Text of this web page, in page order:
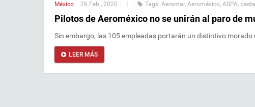
México 26 Feb , 2020 Tags: Aeromar, Aeroméxico, ASPA,
Pilotos de Aeroméxico no se unirán al paro de
Sin embargo, las 105 empleadas portarán un distintivo
LEER MÁS